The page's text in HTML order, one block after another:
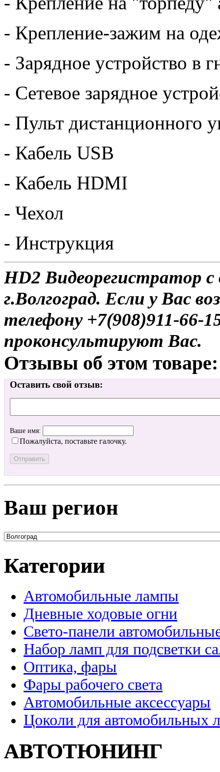
- Крепление-зажим на
- Зарядное устройство в
- Сетевое зарядное
- Пульт дистанционного
- Кабель USB
- Кабель HDMI
- Чехол
- Инструкция
HD2 Видеорегистратор
г.Волгоград. Если у Вас
телефону +7(908)911-
проконсультируют Вас.
Отзывы об этом товаре:
Оставить свой отзыв:
Ваше имя:
Пожалуйста, поставьте галочку.
Ваш регион
Категории
Автомобильные лампы
Дневные ходовые огни
Свето-панели
Набор ламп для подсветки
Оптика, фары
Фары рабочего света
Автомобильные аксессуары
Цоколи для автомобильных
АВТОТЮНИНГ